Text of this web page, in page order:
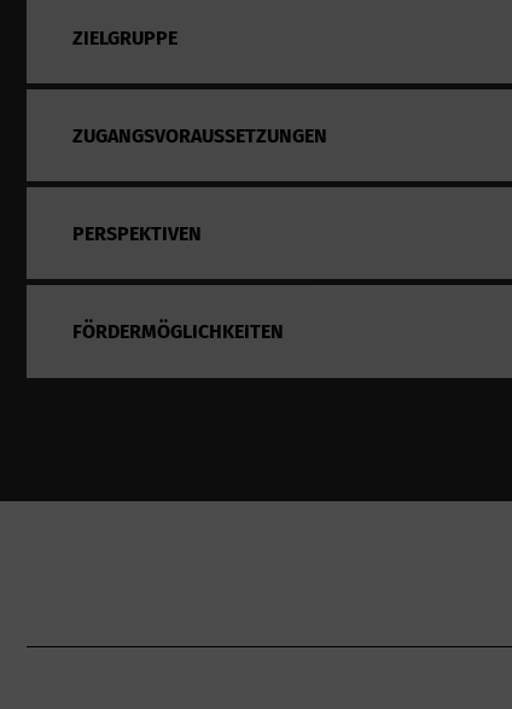
ZIELGRUPPE
ZUGANGSVORAUSSETZUNGEN
PERSPEKTIVEN
FÖRDERMÖGLICHKEITEN